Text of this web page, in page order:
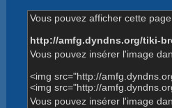
Vous pouvez afficher cette
http://amfg.dyndns.org/tiki-
Vous pouvez insérer l'image
<img src="http://
<img src="http://
Vous pouvez insérer l'image